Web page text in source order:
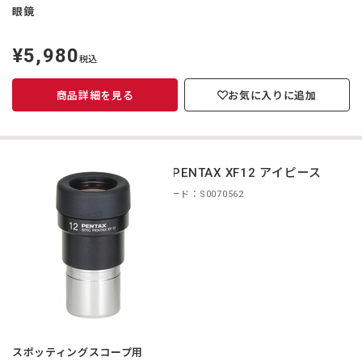
眼鏡
定
価
¥5,980税込
商品詳細を見る お気に入りに追加
smc PENTAX XF12 アイピース
商品コード：S0070562
スポッティングスコープ用